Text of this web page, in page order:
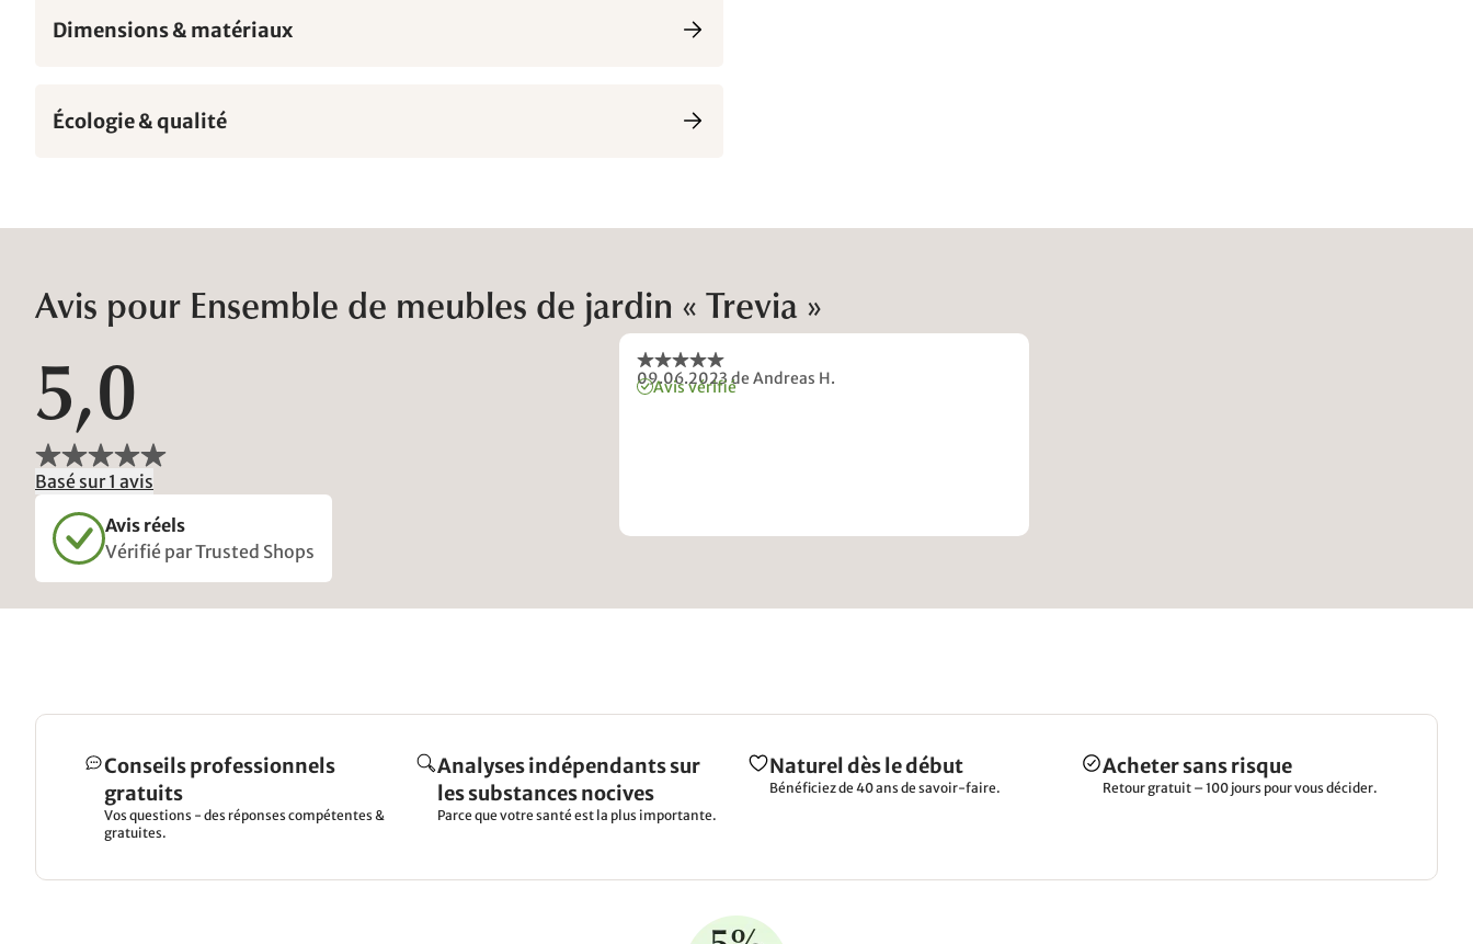
Dimensions & matériaux
Écologie & qualité
Avis pour Ensemble de meubles de jardin « Trevia »
5,0
Basé sur 1 avis
Avis réels
Vérifié par Trusted Shops
09.06.2023de Andreas H.
Avis vérifié
Conseils professionnels
gratuits
Vos questions - des réponses compétentes &
gratuites.
Analyses indépendants sur
les substances nocives
Parce que votre santé est la plus importante.
Naturel dès le début
Bénéficiez de 40 ans de savoir-faire.
Acheter sans risque
Retour gratuit – 100 jours pour vous décider.